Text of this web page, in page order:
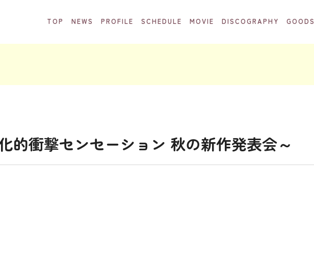
TOP NEWS PROFILE SCHEDULE MOVIE DISCOGRAPHY GOODS
的衝撃センセーション 秋の新作発表会～